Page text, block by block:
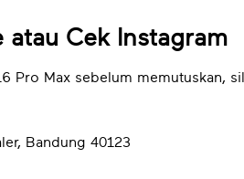
atau Cek Instagram
Pro Max sebelum memutuskan,
Bandung 40123